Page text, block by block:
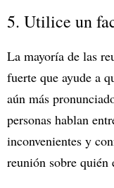
5. Utilice un
La mayoría de las
fuerte que ayude a
aún más
personas hablan
inconvenientes y
reunión sobre quién